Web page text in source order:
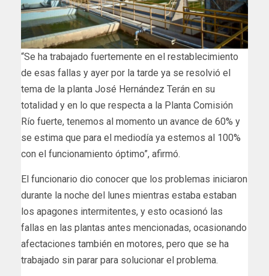
“Se ha trabajado fuertemente en el restablecimiento
de esas fallas y ayer por la tarde ya se resolvió el
tema de la planta José Hernández Terán en su
totalidad y en lo que respecta a la Planta Comisión
Río fuerte, tenemos al momento un avance de 60% y
se estima que para el mediodía ya estemos al 100%
con el funcionamiento óptimo”, afirmó.
El funcionario dio conocer que los problemas iniciaron
durante la noche del lunes mientras estaba estaban
los apagones intermitentes, y esto ocasionó las
fallas en las plantas antes mencionadas, ocasionando
afectaciones también en motores, pero que se ha
trabajado sin parar para solucionar el problema.